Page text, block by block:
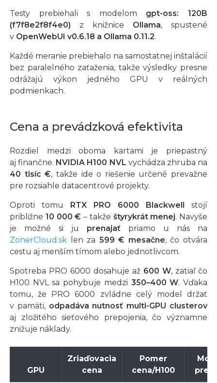
Testy prebiehali s modelom gpt-oss: 120B
(f7f8e2f8f4e0) z knižnice Ollama, spustené
v OpenWebUI v0.6.18 a Ollama 0.11.2.
Každé meranie prebiehalo na samostatnej inštalácií
bez paralelného zaťaženia, takže výsledky presne
odrážajú výkon jedného GPU v reálných
podmienkach.
Cena a prevádzková efektivita
Rozdiel medzi oboma kartami je priepastný
aj finančne. NVIDIA H100 NVL vychádza zhruba na
40 tisíc €, takže ide o riešenie určené prevažne
pre rozsiahle datacentrové projekty.
Oproti tomu RTX PRO 6000 Blackwell
stojí
približne 10 000 € – takže štyrykrát menej. Navyše
je možné si ju prenajať priamo u nás na
ZonerCloud.sk len za 599 € mesačne, čo otvára
cestu aj menším tímom alebo jednotlivcom.
Spotreba PRO 6000 dosahuje až 600 W, zatiaľ čo
H100 NVL sa pohybuje medzi 350–400 W. Vďaka
tomu, že PRO 6000 zvládne celý model držať
v pamäti, odpadáva nutnosť multi-GPU clusterov
aj zložitého sieťového prepojenia, čo významne
znižuje náklady.
GPU
Zriaďovacia
cena
Pomer
cena/H100